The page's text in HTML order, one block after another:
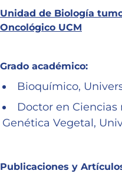
Unidad de Biología
Oncológico UCM
Grado académico:
Bioquímico,
Doctor en
Genética Vegetal,
Publicaciones y